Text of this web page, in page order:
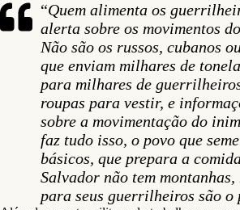
“Quem alimenta os
alerta sobre os movimentos
Não são os russos, cubanos
que enviam milhares de
para milhares de
roupas para vestir, e
sobre a movimentação do
faz tudo isso, o povo que
básicos, que prepara a
Salvador não tem montanhas,
para seus guerrilheiros são o